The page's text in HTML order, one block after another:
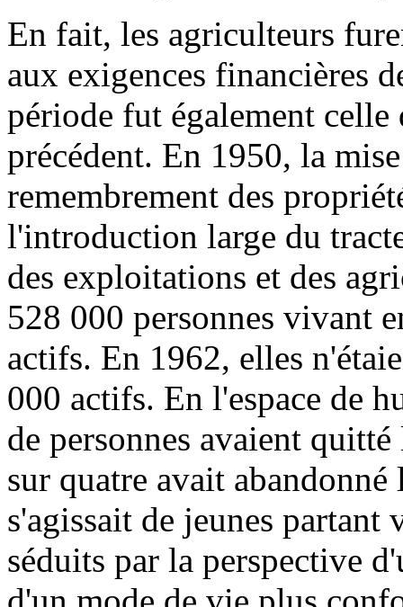
En fait, les agriculteurs
aux exigences financières
période fut également
précédent. En 1950, la
remembrement des
l'introduction large du
des exploitations et des
528 000 personnes vivant
actifs. En 1962, elles
000 actifs. En l'espace de
de personnes avaient
sur quatre avait
s'agissait de jeunes partant
séduits par la perspective